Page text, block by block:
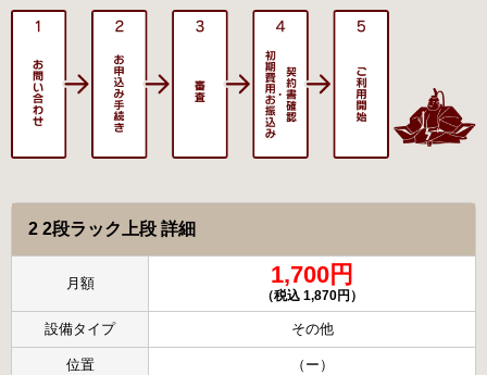
2 2段ラック上段 詳細
月額 1,700円
（税込 1,870円）
設備タイプ その他
位置 （ー）